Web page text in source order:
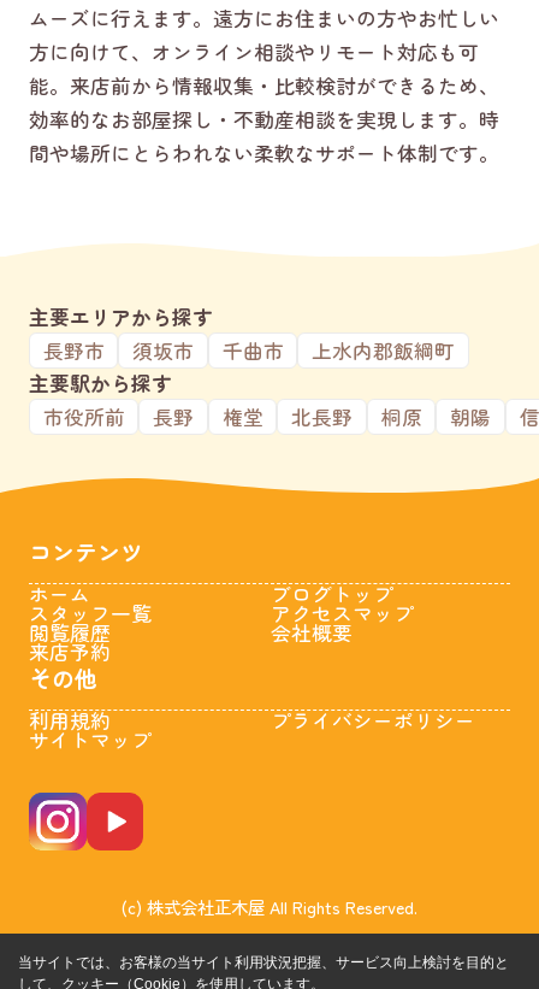
ムーズに行えます。遠方にお住まいの方やお忙しい
方に向けて、オンライン相談やリモート対応も可
能。来店前から情報収集・比較検討ができるため、
効率的なお部屋探し・不動産相談を実現します。時
間や場所にとらわれない柔軟なサポート体制です。
主要エリアから探す
長野市
須坂市 千曲市
上水内郡飯綱町
主要駅から探す
市役所前
長野 権堂 北長野 桐原 朝陽
コンテンツ
ホーム
スタッフ一覧
閲覧履歴
来店予約
ブログトップ
アクセスマップ
会社概要
その他
利用規約
サイトマップ
プライバシーポリシー
(c) 株式会社正木屋 All Rights Reserved.
当サイトでは、お客様の当サイト利用状況把握、サービス向上検討を目的と
して、クッキー（Cookie）を使用しています。